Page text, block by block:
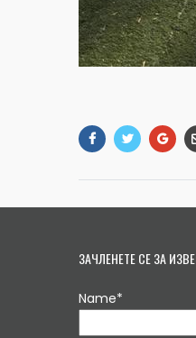
ЗАЧЛЕНЕТЕ СЕ ЗА
Name*